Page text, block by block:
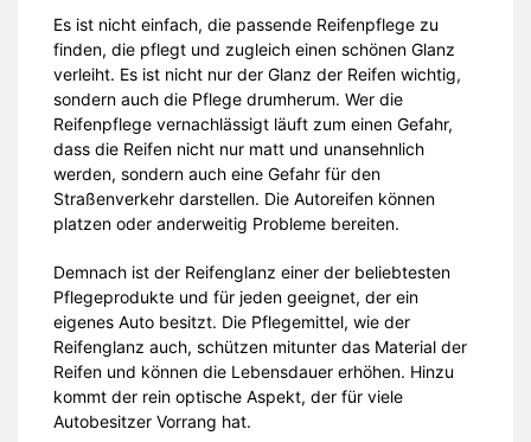
Es ist nicht einfach, die passende Reifenpflege zu
finden, die pflegt und zugleich einen schönen Glanz
verleiht. Es ist nicht nur der Glanz der Reifen wichtig,
sondern auch die Pflege drumherum. Wer die
Reifenpflege vernachlässigt läuft zum einen Gefahr,
dass die Reifen nicht nur matt und unansehnlich
werden, sondern auch eine Gefahr für den
Straßenverkehr darstellen. Die Autoreifen können
platzen oder anderweitig Probleme bereiten.
Demnach ist der Reifenglanz einer der beliebtesten
Pflegeprodukte und für jeden geeignet, der ein
eigenes Auto besitzt. Die Pflegemittel, wie der
Reifenglanz auch, schützen mitunter das Material der
Reifen und können die Lebensdauer erhöhen. Hinzu
kommt der rein optische Aspekt, der für viele
Autobesitzer Vorrang hat.